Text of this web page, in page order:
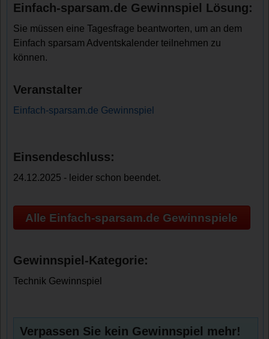
Einfach-sparsam.de Gewinnspiel Lösung:
Sie müssen eine Tagesfrage beantworten, um an dem
Einfach sparsam Adventskalender teilnehmen zu
können.
Veranstalter
Einfach-sparsam.de Gewinnspiel
Einsendeschluss:
24.12.2025 - leider schon beendet.
Alle Einfach-sparsam.de Gewinnspiele
Gewinnspiel-Kategorie:
Technik Gewinnspiel
Verpassen Sie kein Gewinnspiel mehr!